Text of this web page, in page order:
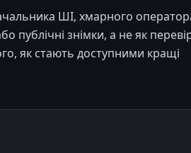
ШІ, хмарного
публічні знімки, а не як
як стають доступними кращі